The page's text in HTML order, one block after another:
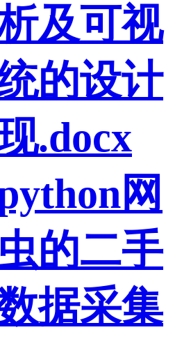
及可视
的设计
.docx
网
的二手
据采集